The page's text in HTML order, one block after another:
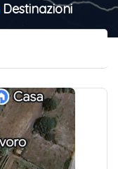
Destinazioni